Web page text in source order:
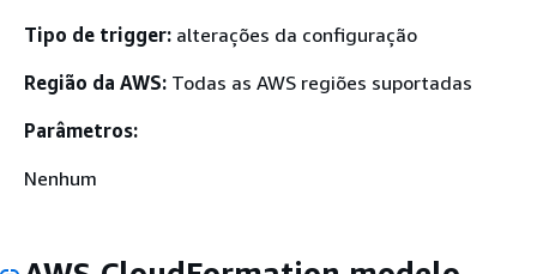
Tipo de trigger: alterações da configuração
Região da AWS: Todas as AWS regiões suportadas
Parâmetros:
Nenhum